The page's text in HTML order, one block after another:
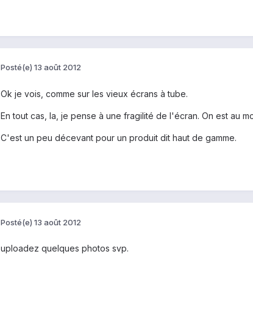
Posté(e) 13 août 2012
Ok je vois, comme sur les vieux écrans à tube.
En tout cas, la, je pense à une fragilité de l'écran. On est au
C'est un peu décevant pour un produit dit haut de gamme.
Posté(e) 13 août 2012
uploadez quelques photos svp.